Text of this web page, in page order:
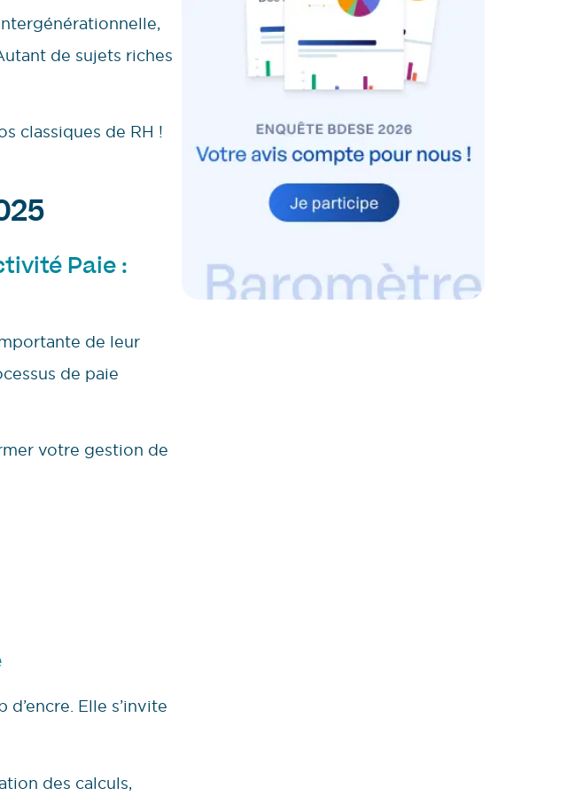
de sujets riches
classiques de RH !
Paie :
de leur
de paie
votre gestion de
Elle s’invite
des calculs,